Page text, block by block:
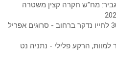
מח"ש חקרה קצין משטרה
אפריל
הרקע פלילי - נתניה נט